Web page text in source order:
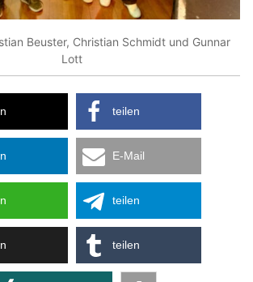
Beuster, Christian Schmidt und Gunnar
Lott
teilen
E-Mail
teilen
teilen